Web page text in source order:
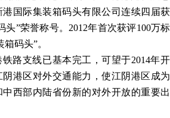
国际集装箱码头有限公司连续四届获
头”荣誉称号。2012年首次获评100万标
码头”。
路支线已基本完工，可望于2014年开
港区对外交通能力，使江阴港区成为
西部内陆省份新的对外开放的重要出